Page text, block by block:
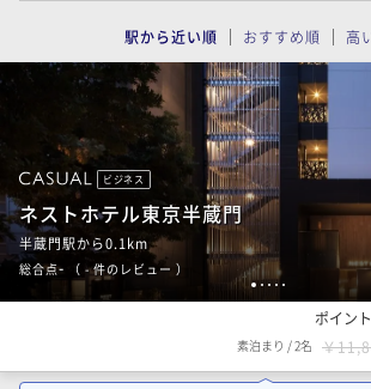
駅から近い順 おすすめ順 高
1234 5
ビジネス
ネストホテル東京半蔵門
半蔵門駅から0.1km
総合点- （ - 件のレビュー ）
ポイン
素泊まり /2名 ￥